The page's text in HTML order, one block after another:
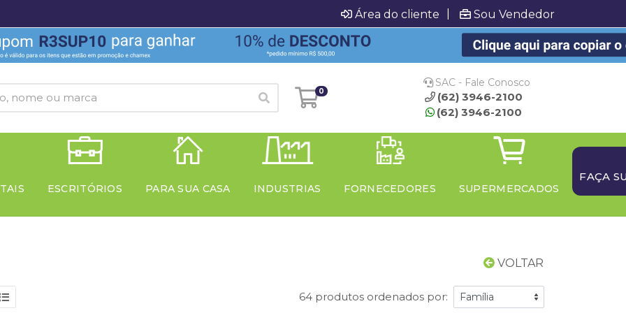
Área do cliente Sou Vendedor
0
SAC - Fale Conosco
(62) 3946-2100
(62) 3946-2100
ESCRITÓRIOS PARA SUA CASA INDUSTRIAS FORNECEDORES SUPERMERCADOS
FAÇA
VOLTAR
64 produtos ordenados por: